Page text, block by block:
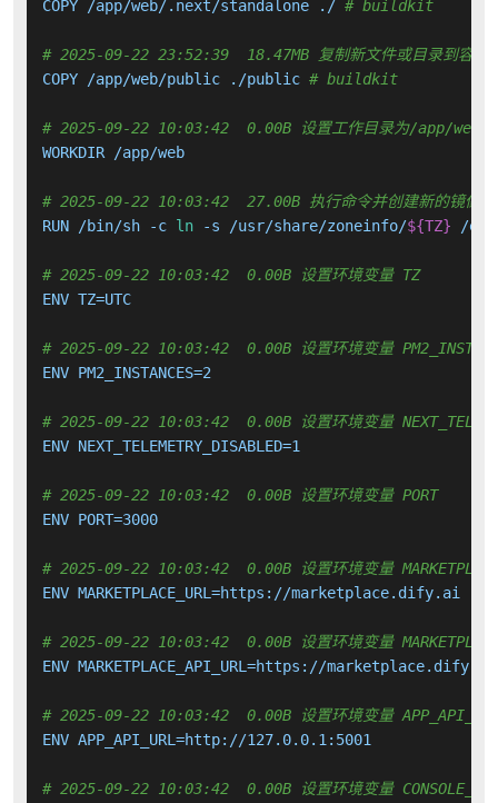
COPY /app/web/.next/standalone ./ # buildkit
# 2025-09-22 23:52:39  18.47MB 复制新文件或目录到容器
COPY /app/web/public ./public # buildkit
# 2025-09-22 10:03:42  0.00B 设置工作目录为/app/web
WORKDIR /app/web
# 2025-09-22 10:03:42  27.00B 执行命令并创建新的镜像层
RUN /bin/sh -c ln -s /usr/share/zoneinfo/${TZ} /
# 2025-09-22 10:03:42  0.00B 设置环境变量 TZ
ENV TZ=UTC
# 2025-09-22 10:03:42  0.00B 设置环境变量
ENV PM2_INSTANCES=2
# 2025-09-22 10:03:42  0.00B 设置环境变量
ENV NEXT_TELEMETRY_DISABLED=1
# 2025-09-22 10:03:42  0.00B 设置环境变量 PORT
ENV PORT=3000
# 2025-09-22 10:03:42  0.00B 设置环境变量
ENV MARKETPLACE_URL=https://marketplace.dify.ai
# 2025-09-22 10:03:42  0.00B 设置环境变量
ENV MARKETPLACE_API_URL=https://marketplace.dify.ai
# 2025-09-22 10:03:42  0.00B 设置环境变量
ENV APP_API_URL=http://127.0.0.1:5001
# 2025-09-22 10:03:42  0.00B 设置环境变量